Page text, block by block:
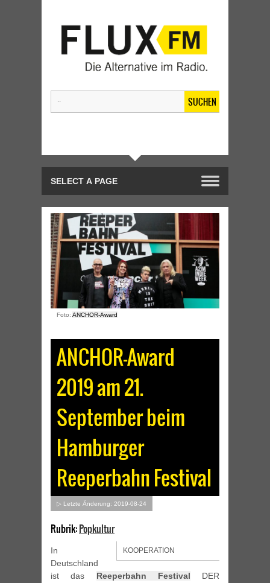
SUCHEN
Foto: ANCHOR-Award
ANCHOR-Award
2019 am 21.
September beim
Hamburger
Reeperbahn Festival
▷ Letzte Änderung: 2019-08-24
Rubrik:Popkultur
KOOPERATION
In
Deutschland
ist das Reeperbahn Festival DER